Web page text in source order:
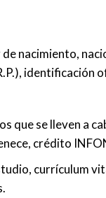
nacimiento,
identificación
que se lleven a
crédito
currículum